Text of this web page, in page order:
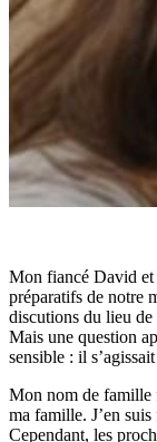
Mon fiancé David et
préparatifs de notre
discutions du lieu
Mais une question
sensible : il
Mon nom de famille
ma famille. J’en
Cependant, les